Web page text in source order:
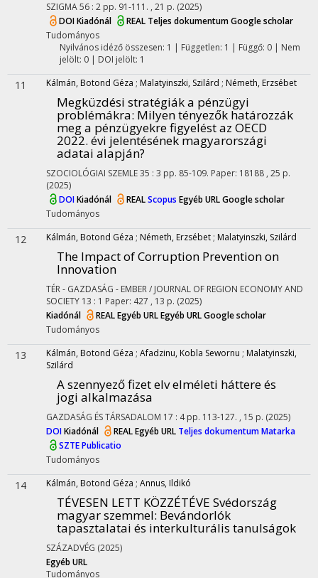
SZIGMA56 : 2 pp. 91-111. , 21 p. (2025)
DOIKiadónál REAL Teljes dokumentumGoogle scholar
Tudományos
Nyilvános idéző összesen: 1 | Független: 1 | Függő: 0 | Nem
jelölt: 0 | DOI jelölt: 1
11 Kálmán, Botond Géza ; Malatyinszki, Szilárd ; Németh, Erzsébet
Megküzdési stratégiák a pénzügyi
problémákra: Milyen tényezők határozzák
meg a pénzügyekre figyelést az OECD
2022. évi jelentésének magyarországi
adatai alapján?
SZOCIOLÓGIAI SZEMLE35 : 3 pp. 85-109. Paper: 18188 , 25 p.
(2025)
DOIKiadónál REALScopus Egyéb URLGoogle scholar
Tudományos
12 Kálmán, Botond Géza ; Németh, Erzsébet ; Malatyinszki, Szilárd
The Impact of Corruption Prevention on
Innovation
TÉR - GAZDASÁG - EMBER / JOURNAL OF REGION ECONOMY AND
SOCIETY 13 : 1 Paper: 427 , 13 p. (2025)
Kiadónál
REALEgyéb URLEgyéb URLGoogle scholar
Tudományos
13 Kálmán, Botond Géza ; Afadzinu, Kobla Sewornu ; Malatyinszki,
Szilárd
A szennyező fizet elv elméleti háttere és
jogi alkalmazása
GAZDASÁG ÉS TÁRSADALOM 17 : 4 pp. 113-127. , 15 p. (2025)
DOIKiadónál REALEgyéb URL Teljes dokumentumMatarka
SZTE Publicatio
Tudományos
14 Kálmán, Botond Géza ; Annus, Ildikó
TÉVESEN LETT KÖZZÉTÉVE Svédország
magyar szemmel: Bevándorlók
tapasztalatai és interkulturális tanulságok
SZÁZADVÉG (2025)
Egyéb URL
Tudományos